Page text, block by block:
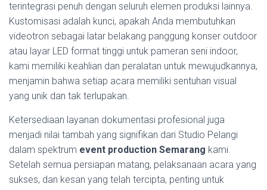
terintegrasi penuh dengan seluruh elemen produksi lainnya.
Kustomisasi adalah kunci, apakah Anda membutuhkan
videotron sebagai latar belakang panggung konser outdoor
atau layar LED format tinggi untuk pameran seni indoor,
kami memiliki keahlian dan peralatan untuk mewujudkannya,
menjamin bahwa setiap acara memiliki sentuhan visual
yang unik dan tak terlupakan.
Ketersediaan layanan dokumentasi profesional juga
menjadi nilai tambah yang signifikan dari Studio Pelangi
dalam spektrum event production Semarang kami.
Setelah semua persiapan matang, pelaksanaan acara yang
sukses, dan kesan yang telah tercipta, penting untuk